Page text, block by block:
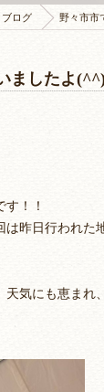
ブログ 野々市市
ましたよ
！！
昨日行われた
気にも恵まれ